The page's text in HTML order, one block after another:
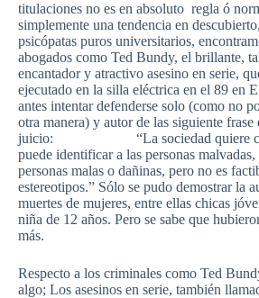
titulaciones no es en absoluto regla ó
simplemente una tendencia en
psicópatas puros universitarios,
abogados como Ted Bundy, el brillante,
encantador y atractivo asesino en serie,
ejecutado en la silla eléctrica en el 89 en
antes intentar defenderse solo (como no
otra manera) y autor de las siguiente frase
juicio: “La sociedad quiere
puede identificar a las personas malvadas,
personas malas o dañinas, pero no es
estereotipos.” Sólo se pudo demostrar la
muertes de mujeres, entre ellas chicas
niña de 12 años. Pero se sabe que
más.
Respecto a los criminales como Ted
algo; Los asesinos en serie, también